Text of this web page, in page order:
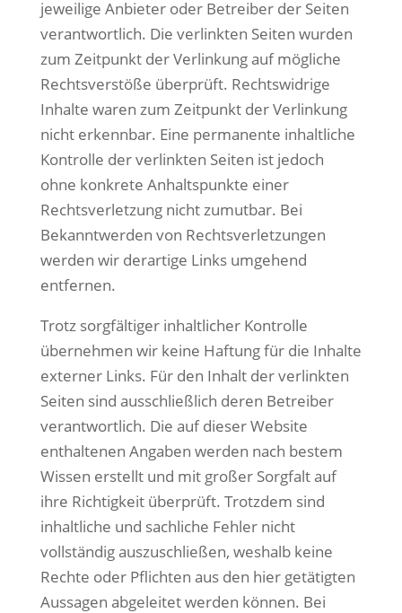
jeweilige Anbieter oder Betreiber der Seiten
verantwortlich. Die verlinkten Seiten wurden
zum Zeitpunkt der Verlinkung auf mögliche
Rechtsverstöße überprüft. Rechtswidrige
Inhalte waren zum Zeitpunkt der Verlinkung
nicht erkennbar. Eine permanente inhaltliche
Kontrolle der verlinkten Seiten ist jedoch
ohne konkrete Anhaltspunkte einer
Rechtsverletzung nicht zumutbar. Bei
Bekanntwerden von Rechtsverletzungen
werden wir derartige Links umgehend
entfernen.
Trotz sorgfältiger inhaltlicher Kontrolle
übernehmen wir keine Haftung für die Inhalte
externer Links. Für den Inhalt der verlinkten
Seiten sind ausschließlich deren Betreiber
verantwortlich. Die auf dieser Website
enthaltenen Angaben werden nach bestem
Wissen erstellt und mit großer Sorgfalt auf
ihre Richtigkeit überprüft. Trotzdem sind
inhaltliche und sachliche Fehler nicht
vollständig auszuschließen, weshalb keine
Rechte oder Pflichten aus den hier getätigten
Aussagen abgeleitet werden können. Bei